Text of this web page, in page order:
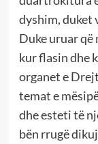
dyshim, duket
Duke uruar
kur flasin dhe
organet e
temat e
dhe esteti të
bën rrugë